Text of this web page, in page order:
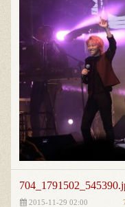
2015-11-29 02:00